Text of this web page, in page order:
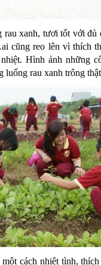
xanh, tươi tốt với đủ
cũng reo lên vì thích
Hình ảnh những
rau xanh trông
cách nhiệt tình,